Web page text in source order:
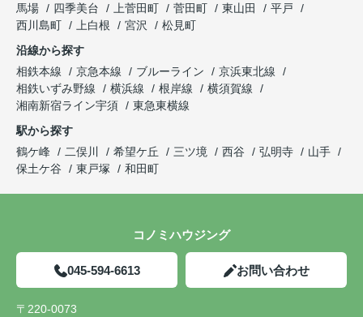
馬場
四季美台 上菅田町 菅田町 東山田
平戸
西川島町
上白根 宮沢
松見町
沿線から探す
相鉄本線
京急本線 ブルーライン
京浜東北線
相鉄いずみ野線
横浜線 根岸線
横須賀線
湘南新宿ライン宇須
東急東横線
駅から探す
鶴ケ峰
二俣川 希望ケ丘 三ツ境 西谷 弘明寺
山手
保土ケ谷
東戸塚 和田町
コノミハウジング
045-594-6613 お問い合わせ
〒220-0073